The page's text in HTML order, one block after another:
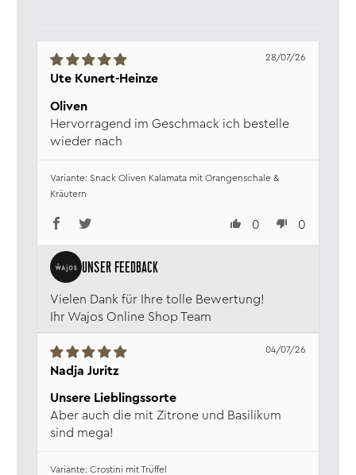
Ute Kunert-Heinze
28/07/26
Oliven
Hervorragend im Geschmack ich bestelle
wieder nach
0 0
Vielen Dank für Ihre tolle Bewertung!
Ihr Wajos Online Shop Team
Snack Oliven Kalamata mit Orangenschale &
Kräutern
Nadja Juritz
04/07/26
Unsere Lieblingssorte
Aber auch die mit Zitrone und Basilikum
sind mega!
Crostini mit Trüffel